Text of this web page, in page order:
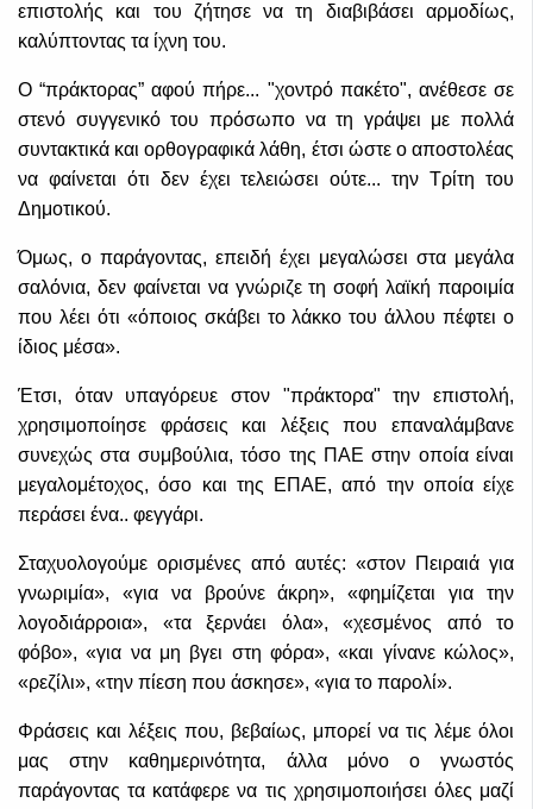
επιστολής και του ζήτησε να τη διαβιβάσει αρμοδίως,
καλύπτοντας τα ίχνη του.
Ο “πράκτορας” αφού πήρε... "χοντρό πακέτο", ανέθεσε σε
στενό συγγενικό του πρόσωπο να τη γράψει με πολλά
συντακτικά και ορθογραφικά λάθη, έτσι ώστε ο αποστολέας
να φαίνεται ότι δεν έχει τελειώσει ούτε... την Τρίτη του
Δημοτικού.
Όμως, ο παράγοντας, επειδή έχει μεγαλώσει στα μεγάλα
σαλόνια, δεν φαίνεται να γνώριζε τη σοφή λαϊκή παροιμία
που λέει ότι «όποιος σκάβει το λάκκο του άλλου πέφτει ο
ίδιος μέσα».
Έτσι, όταν υπαγόρευε στον "πράκτορα" την επιστολή,
χρησιμοποίησε φράσεις και λέξεις που επαναλάμβανε
συνεχώς στα συμβούλια, τόσο της ΠΑΕ στην οποία είναι
μεγαλομέτοχος, όσο και της ΕΠΑΕ, από την οποία είχε
περάσει ένα.. φεγγάρι.
Σταχυολογούμε ορισμένες από αυτές: «στον Πειραιά για
γνωριμία», «για να βρούνε άκρη», «φημίζεται για την
λογοδιάρροια», «τα ξερνάει όλα», «χεσμένος από το
φόβο», «για να μη βγει στη φόρα», «και γίνανε κώλος»,
«ρεζίλι», «την πίεση που άσκησε», «για το παρoλί».
Φράσεις και λέξεις που, βεβαίως, μπορεί να τις λέμε όλοι
μας στην καθημερινότητα, άλλα μόνο ο γνωστός
παράγοντας τα κατάφερε να τις χρησιμοποιήσει όλες μαζί